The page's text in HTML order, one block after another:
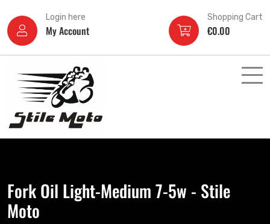
Login here
My Account
Shopping Cart
€0.00
Fork Oil Light-Medium 7-5w - Stile
Moto